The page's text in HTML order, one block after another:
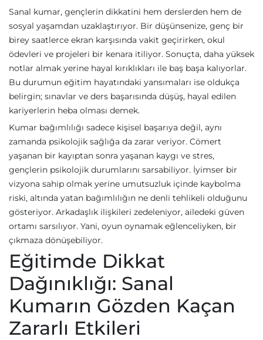
Sanal kumar, gençlerin dikkatini hem derslerden hem de
sosyal yaşamdan uzaklaştırıyor. Bir düşünsenize, genç bir
birey saatlerce ekran karşısında vakit geçirirken, okul
ödevleri ve projeleri bir kenara itiliyor. Sonuçta, daha yüksek
notlar almak yerine hayal kırıklıkları ile baş başa kalıyorlar.
Bu durumun eğitim hayatındaki yansımaları ise oldukça
belirgin; sınavlar ve ders başarısında düşüş, hayal edilen
kariyerlerin heba olması demek.
Kumar bağımlılığı sadece kişisel başarıya değil, aynı
zamanda psikolojik sağlığa da zarar veriyor. Cömert
yaşanan bir kayıptan sonra yaşanan kaygı ve stres,
gençlerin psikolojik durumlarını sarsabiliyor. İyimser bir
vizyona sahip olmak yerine umutsuzluk içinde kaybolma
riski, altında yatan bağımlılığın ne denli tehlikeli olduğunu
gösteriyor. Arkadaşlık ilişkileri zedeleniyor, ailedeki güven
ortamı sarsılıyor. Yani, oyun oynamak eğlenceliyken, bir
çıkmaza dönüşebiliyor.
Eğitimde Dikkat
Dağınıklığı: Sanal
Kumarın Gözden Kaçan
Zararlı Etkileri